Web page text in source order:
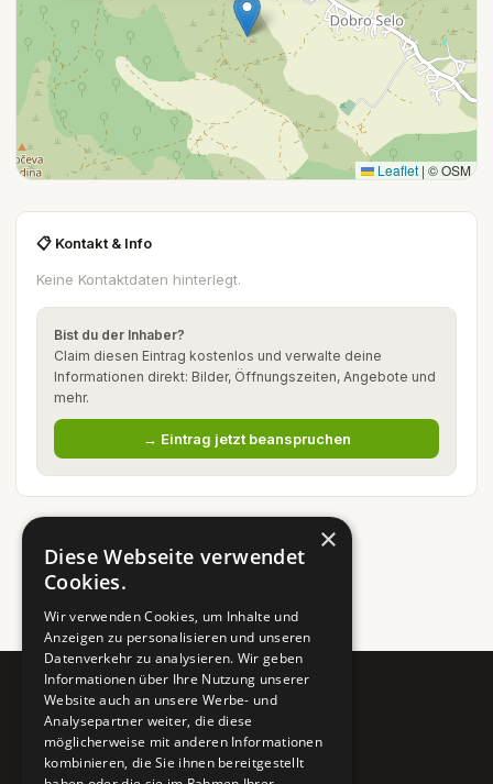
Leaflet | © OSM
📋 Kontakt & Info
Keine Kontaktdaten hinterlegt.
Bist du der Inhaber?
Claim diesen Eintrag kostenlos und verwalte deine
Informationen direkt: Bilder, Öffnungszeiten, Angebote und
mehr.
→ Eintrag jetzt beanspruchen
Pure BiH
Authentisches Bosnien & Herzegowina
×
Diese Webseite verwendet
Cookies.
Wir verwenden Cookies, um Inhalte und
Anzeigen zu personalisieren und unseren
Datenverkehr zu analysieren. Wir geben
Informationen über Ihre Nutzung unserer
Website auch an unsere Werbe- und
Analysepartner weiter, die diese
möglicherweise mit anderen Informationen
kombinieren, die Sie ihnen bereitgestellt